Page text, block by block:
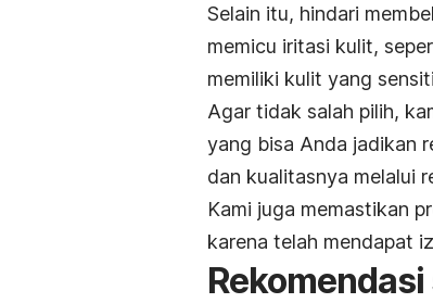
Selain itu, hindari
memicu iritasi kulit,
memiliki kulit yang
Agar tidak salah pilih,
yang bisa Anda jadikan
dan kualitasnya melalui
Kami juga memastikan
karena telah mendapat
Rekomendasi